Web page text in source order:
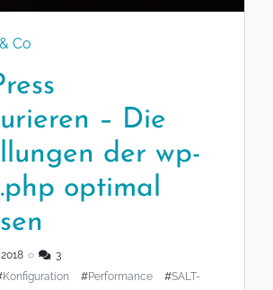
Co
– Die
der wp-
optimal
◌
3
Konfiguration #Performance #SALT-